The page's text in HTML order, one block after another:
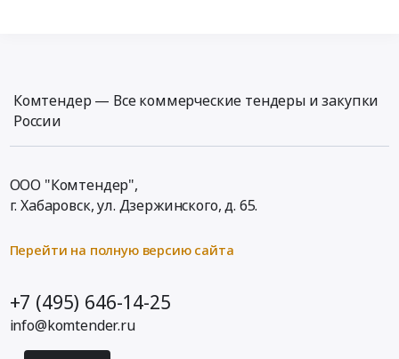
Комтендер — Все коммерческие тендеры и закупки
России
ООО "Комтендер",
г. Хабаровск,ул. Дзержинского, д. 65.
Перейти на полную версию сайта
+7 (495) 646-14-25
info@komtender.ru